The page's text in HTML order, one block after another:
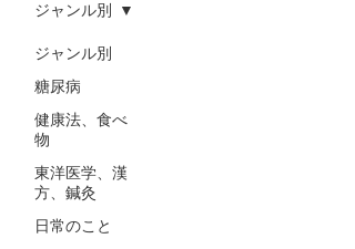
ジャンル別
糖尿病
健康法、食べ
物
東洋医学、漢
方、鍼灸
日常のこと
ジャンル別